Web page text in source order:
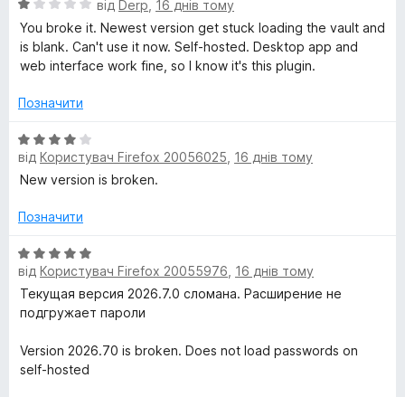
о
ш
т
о
в
н
и
й
м
з
5
О
ц
н
а
з
5
від Derp 16 днів тому
You broke it. Newest version get stuck loading the vault and
is blank. Can't use it now. Self-hosted. Desktop app and
web interface work fine, so I know it's this plugin.
Позначити
О
ц
к
4
з
5
від Користувач Firefox 20056025 16 днів тому
New version is broken.
Позначити
О
ц
н
а
5
від Користувач Firefox 20055976 16 днів тому
Текущая версия 2026.7.0 сломана. Расширение не
подгружает пароли
Version 2026.70 is broken. Does not load passwords on
self-hosted